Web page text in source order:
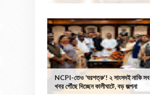
NCPI-তেও ‘ঘরশত্রু’! ২ সাংসদই নাকি সব
খবর পৌঁছে দিচ্ছেন কালীঘাটে, বড় জল্পনা